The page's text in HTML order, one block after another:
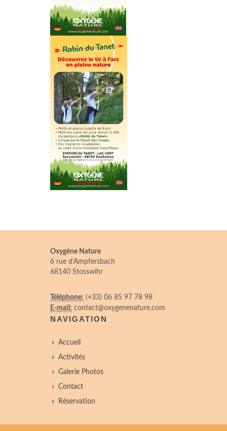
Oxygène Nature
6 rue d’Ampfersbach
68140 Stosswihr
Téléphone: (+33) 06 85 97 78 98
E-mail: contact@oxygenenature.com
NAVIGATION
Accueil
Activités
Galerie Photos
Contact
Réservation